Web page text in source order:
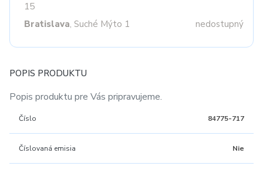
15
Bratislava, Suché Mýto 1 nedostupný
POPIS PRODUKTU
Popis produktu pre Vás pripravujeme.
Číslo 84775-717
Číslovaná emisia Nie